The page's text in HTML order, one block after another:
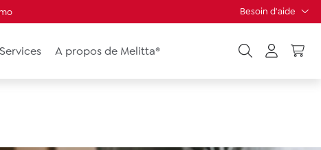
Besoin d'aide
A propos de Melitta®